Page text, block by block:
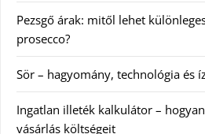
Pezsgő árak: mitől lehet
prosecco?
Sör – hagyomány, technológia és
Ingatlan illeték kalkulátor –
vásárlás költségeit